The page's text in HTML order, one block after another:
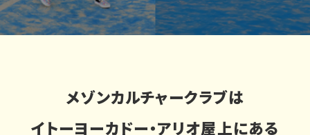
メゾンカルチャークラブは
イトーヨーカドー・アリオ屋上にある